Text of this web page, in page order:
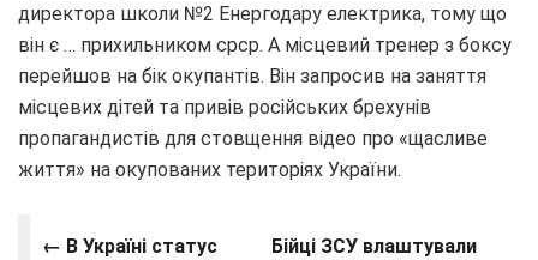
директора школи №2 Енергодару електрика, тому що
він є … прихильником срср. А місцевий тренер з боксу
перейшов на бік окупантів. Він запросив на заняття
місцевих дітей та привів російських брехунів
пропагандистів для стовщення відео про «щасливе
життя» на окупованих територіях України.
← В Україні статус
Бійці ЗСУ влаштували